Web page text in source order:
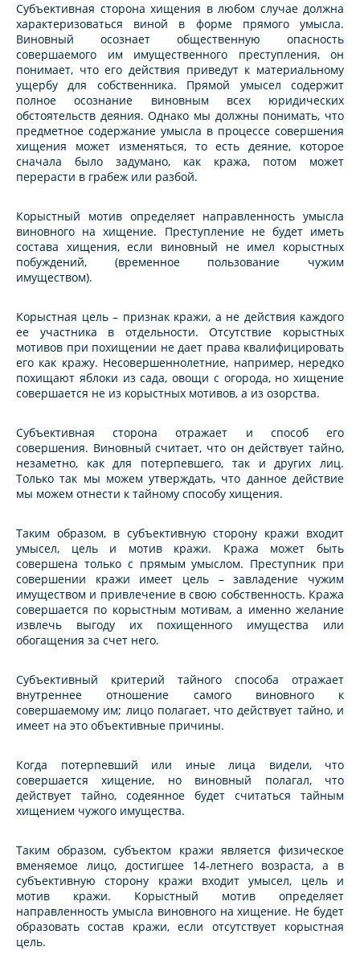
Субъективная сторона хищения в любом случае должна
характеризоваться виной в форме прямого умысла.
Виновный осознает общественную опасность
совершаемого им имущественного преступления, он
понимает, что его действия приведут к материальному
ущербу для собственника. Прямой умысел содержит
полное осознание виновным всех юридических
обстоятельств деяния. Однако мы должны понимать, что
предметное содержание умысла в процессе совершения
хищения может изменяться, то есть деяние, которое
сначала было задумано, как кража, потом может
перерасти в грабеж или разбой.
Корыстный мотив определяет направленность умысла
виновного на хищение. Преступление не будет иметь
состава хищения, если виновный не имел корыстных
побуждений, (временное пользование чужим
имуществом).
Корыстная цель – признак кражи, а не действия каждого
ее участника в отдельности. Отсутствие корыстных
мотивов при похищении не дает права квалифицировать
его как кражу. Несовершеннолетние, например, нередко
похищают яблоки из сада, овощи с огорода, но хищение
совершается не из корыстных мотивов, а из озорства.
Субъективная сторона отражает и способ его
совершения. Виновный считает, что он действует тайно,
незаметно, как для потерпевшего, так и других лиц.
Только так мы можем утверждать, что данное действие
мы можем отнести к тайному способу хищения.
Таким образом, в субъективную сторону кражи входит
умысел, цель и мотив кражи. Кража может быть
совершена только с прямым умыслом. Преступник при
совершении кражи имеет цель – завладение чужим
имуществом и привлечение в свою собственность. Кража
совершается по корыстным мотивам, а именно желание
извлечь выгоду их похищенного имущества или
обогащения за счет него.
Субъективный критерий тайного способа отражает
внутреннее отношение самого виновного к
совершаемому им; лицо полагает, что действует тайно, и
имеет на это объективные причины.
Когда потерпевший или иные лица видели, что
совершается хищение, но виновный полагал, что
действует тайно, содеянное будет считаться тайным
хищением чужого имущества.
Таким образом, субъектом кражи является физическое
вменяемое лицо, достигшее 14-летнего возраста, а в
субъективную сторону кражи входит умысел, цель и
мотив кражи. Корыстный мотив определяет
направленность умысла виновного на хищение. Не будет
образовать состав кражи, если отсутствует корыстная
цель.